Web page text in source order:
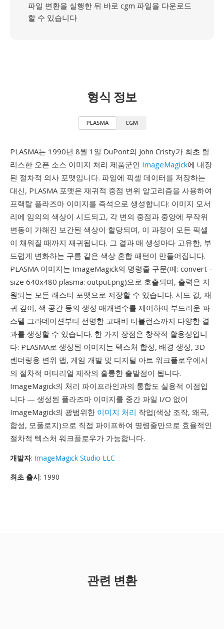
파일 변환을 실행한 뒤 바로 cgm 파일을 다운로드
할 수 있습니다
형식 정보
PLASMA CGM
PLASMA는 1990년 8월 1일 DuPont의 John Cristy가 최초 릴
리스한 오픈 소스 이미지 처리 제품군인 ImageMagick에 내장
된 절차적 의사 포맷입니다. 파일에 픽셀 데이터를 저장하는
대신, PLASMA 포맷은 재귀적 중점 변위 알고리즘을 사용하여
프랙탈 플라즈마 이미지를 즉석으로 생성합니다: 이미지 모서
리에 임의의 색상이 시드되고, 각 변의 중점과 중앙에 무작위
변동이 가해진 보간된 색상이 할당되며, 이 과정이 모든 픽셀
이 채워질 때까지 재귀됩니다. 그 결과 매 생성마다 고유한, 부
드럽게 변화하는 구름 같은 색상 혼합 패턴이 만들어집니다.
PLASMA 이미지는 ImageMagick의 명령줄 구문(예: convert -
size 640x480 plasma: output.png)으로 호출되며, 출력은 지
원되는 모든 래스터 포맷으로 저장할 수 있습니다. 시드 값, 재
귀 깊이, 색 공간 등의 생성 매개변수를 제어하여 부드러운 파
스텔 그라데이션부터 선명한 고대비 터뷸런스까지 다양한 결
과를 생성할 수 있습니다. 한 가지 장점은 창작적 활용성입니
다: PLASMA로 생성된 이미지는 텍스처 합성, 배경 생성, 3D
렌더링용 변위 맵, 게임 개발 및 디지털 아트 워크플로우에서
의 절차적 머티리얼 제작의 훌륭한 출발점이 됩니다.
ImageMagick의 처리 파이프라인과의 통합도 실용적 이점입
니다 — 생성된 플라즈마 이미지를 중간 파일 I/O 없이
ImageMagick의 광범위한 이미지 처리 작업(색상 조작, 왜곡,
합성, 모폴로지)으로 직접 파이프하여 명령줄만으로 효율적인
절차적 텍스처 워크플로우가 가능합니다.
개발자: ImageMagick Studio LLC
최초 출시: 1990
관련 변환